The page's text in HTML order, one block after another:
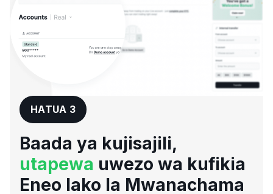
HATUA 3
Baada ya kujisajili,
utapewa uwezo wa kufikia
Eneo lako la Mwanachama